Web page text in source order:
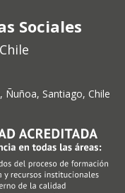
Sociales
Ñuñoa, Santiago, Chile